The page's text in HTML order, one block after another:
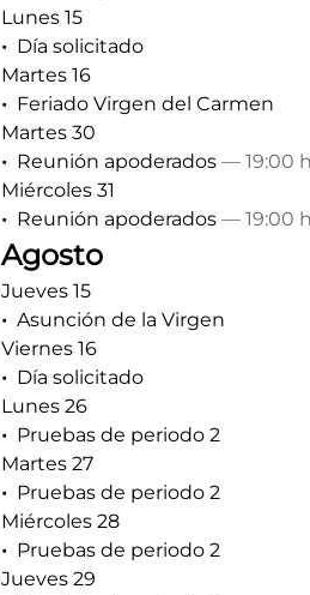
Lunes 15
Día solicitado
Martes 16
Feriado Virgen del Carmen
Martes 30
Reunión apoderados — 19:00
Miércoles 31
Reunión apoderados — 19:00
Agosto
Jueves 15
Asunción de la Virgen
Viernes 16
Día solicitado
Lunes 26
Pruebas de periodo 2
Martes 27
Pruebas de periodo 2
Miércoles 28
Pruebas de periodo 2
Jueves 29